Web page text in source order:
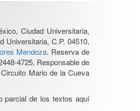
Ciudad Universitaria,
Universitaria, C.P. 04510,
Mendoza. Reserva de
4725. Responsable de
Mario de la Cueva
parcial de los textos aquí